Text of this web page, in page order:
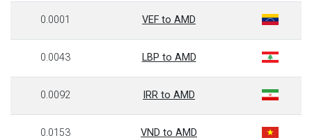
VEF to AMD
0.0001
LBP to AMD
0.0043
IRR to AMD
0.0092
VND to AMD
0.0153